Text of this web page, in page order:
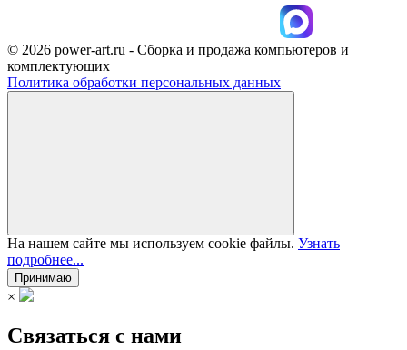
© 2026 power-art.ru - Сборка и продажа компьютеров и
комплектующих
Политика обработки персональных данных
На нашем сайте мы используем cookie файлы. Узнать
подробнее...
Принимаю
×
Связаться с нами